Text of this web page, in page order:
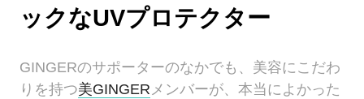
ックなUVプロテクター
GINGERのサポーターのなかでも、美容にこだわ
りを持つ美GINGER メンバーが、本当によかった